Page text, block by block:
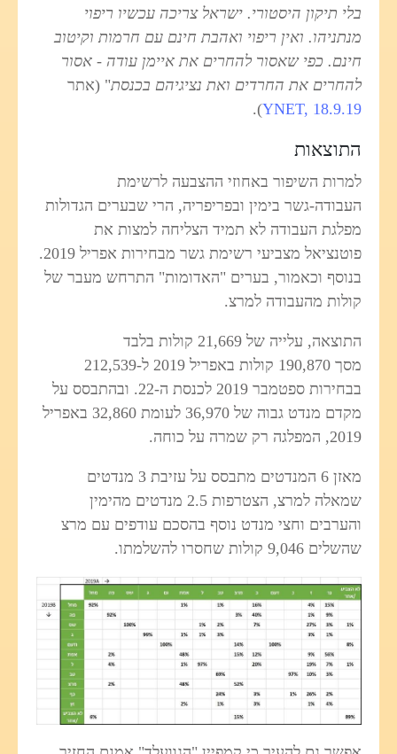
בלי תיקון היסטורי. ישראל צריכה עכשיו ריפוי
מנתניהו. ואין ריפוי ואהבת חינם עם חרמות וקיטוב
חינם. כפי שאסור להחרים את איימן עודה - אסור
להחרים את החרדים ואת נציגיהם בכנסת" (אתר
YNET, 18.9.19
).
התוצאות
למרות השיפור באחוזי ההצבעה לרשימת
העבודה-גשר בימין ובפריפריה, הרי שבערים הגדולות
מפלגת העבודה לא תמיד הצליחה למצות את
פוטנציאל מצביעי רשימת גשר מבחירות אפריל 2019.
בנוסף וכאמור, בערים "האדומות" התרחש מעבר של
קולות מהעבודה למרצ.
התוצאה, עלייה של 21,669 קולות בלבד
מסך 190,870 קולות באפריל 2019 ל-212,539
בבחירות ספטמבר 2019 לכנסת ה-22. ובהתבסס על
מקדם מנדט גבוה של 36,970 לעומת 32,860 באפריל
2019, המפלגה רק שמרה על כוחה.
מאזן 6 המנדטים מתבסס על עזיבת 3 מנדטים
שמאלה למרצ, הצטרפות 2.5 מנדטים מהימין
והערבים וחצי מנדט נוסף בהסכם עודפים עם מרצ
שהשלים 9,046 קולות שחסרו להשלמתו.